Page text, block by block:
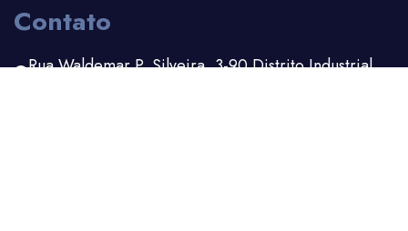
Contato
Rua Waldemar P. Silveira, 3-90 Distrito Industrial